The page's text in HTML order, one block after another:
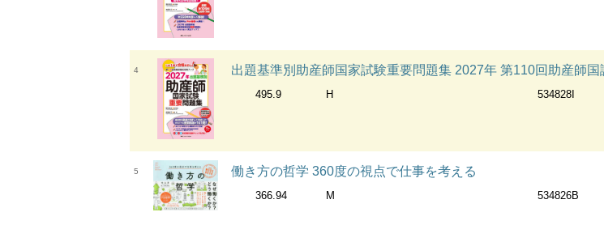
4 出題基準別助産師国家試験重要問題集 2027年 第110回助産師国
495.9 H 534828I
5 働き方の哲学 360度の視点で仕事を考える
366.94 M 534826B